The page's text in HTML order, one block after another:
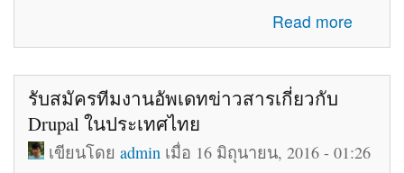
Read more
about โค้ดติดเว็บฟรี html โค้ดแต่งเว็บไซต์ blogger ร้านค้า
ให้สวยงาม
รับสมัครทีมงานอัพเดทข่าวสารเกี่ยวกับ
Drupal ในประเทศไทย
เขียนโดยadmin เมื่อ 16 มิถุนายน, 2016 - 01:26